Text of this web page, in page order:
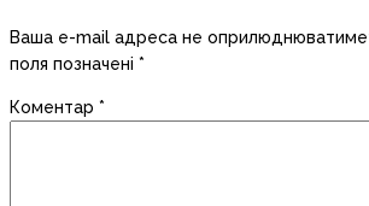
Ваша e-mail адреса не
поля позначені *
Коментар *